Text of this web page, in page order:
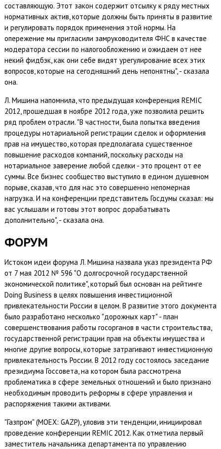
составляющую. Этот закон содержит отсылку к ряду местных
нормативных актив, которые должны быть приняты в развитие
и регулировать порядок применения этой нормы. На
опережение мы пригласили замруководителя ФНС в качестве
модератора сессии по налогообложению и ожидаем от нее
некий фидбэк, как они себе видят урегулирование всех этих
вопросов, которые на сегодняшний день непонятны", - сказала
она.
Л. Мишина напомнила, что предыдущая конференция REMIC
2012, прошедшая в ноябре 2012 года, уже позволила решить
ряд проблем отрасли. "В частности, была попытка введения
процедуры нотариальной регистрации сделок и оформления
прав на имущество, которая предполагала существенное
повышение расходов компаний, поскольку расходы на
нотариальное заверение любой сделки - это процент от ее
суммы. Все бизнес сообщество выступило в едином душевном
порыве, сказав, что для нас это совершенно непомерная
нагрузка. И на конференции представитель Госдумы сказал: мы
вас услышали и готовы этот вопрос дорабатывать
дополнительно", - сказала она.
ФОРУМ
Истоком идеи форума Л. Мишина назвала указ президента РФ
от 7 мая 2012 № 596 "О долгосрочной государственной
экономической политике", который был основан на рейтинге
Doing Business в целях повышения инвестиционной
привлекательности России в целом. В развитие этого документа
было разработано несколько "дорожных карт" - план
совершенствования работы госорганов в части строительства,
государственной регистрации прав на объекты имущества и
многие другие вопросы, которые затрагивают инвестиционную
привлекательность России. В 2012 году состоялось заседание
президиума Госсовета, на котором была рассмотрена
проблематика в сфере земельных отношений и было признано
необходимым проводить реформы в сфере управления и
распоряжения такими активами.
"Газпром" (MOEX: GAZP), уловив эти тенденции, инициировал
проведение конференции REMIC 2012. Как отметила первый
заместитель начальника департамента по управлению